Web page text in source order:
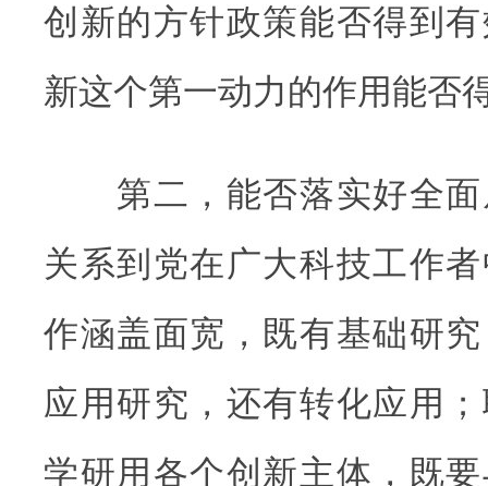
创新的方针政策能否得到
新这个第一动力的作用能否
第二，能否落实好全面
关系到党在广大科技工作
作涵盖面宽，既有基础研
应用研究，还有转化应用
学研用各个创新主体，既